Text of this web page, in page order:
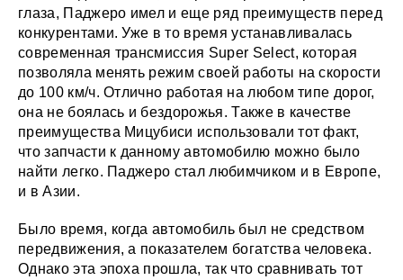
глаза, Паджеро имел и еще ряд преимуществ перед
конкурентами. Уже в то время устанавливалась
современная трансмиссия Super Select, которая
позволяла менять режим своей работы на скорости
до 100 км/ч. Отлично работая на любом типе дорог,
она не боялась и бездорожья. Также в качестве
преимущества Мицубиси использовали тот факт,
что запчасти к данному автомобилю можно было
найти легко. Паджеро стал любимчиком и в Европе,
и в Азии.
Было время, когда автомобиль был не средством
передвижения, а показателем богатства человека.
Однако эта эпоха прошла, так что сравнивать тот